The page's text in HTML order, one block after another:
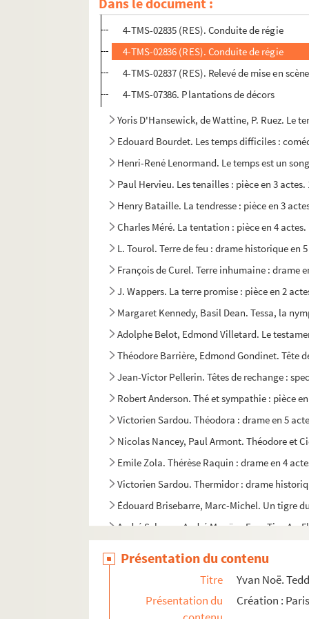
4-TMS-02834 (RES). Relevé de mise en
4-TMS-02835 (RES). Conduite de régie
4-TMS-02836 (RES). Conduite de régie
4-TMS-02837 (RES). Relevé de mise en
4-TMS-07386. Plantations de décors
Yoris D'Hansewick, de Wattine, P. Ruez. Le
Edouard Bourdet. Les temps difficiles :
Henri-René Lenormand. Le temps est un
Paul Hervieu. Les tenailles : pièce en 3 actes.
Henry Bataille. La tendresse : pièce en 3
Charles Méré. La tentation : pièce en 4 actes.
L. Tourol. Terre de feu : drame historique en
François de Curel. Terre inhumaine : drame
J. Wappers. La terre promise : pièce en 2
Margaret Kennedy, Basil Dean. Tessa, la
Adolphe Belot, Edmond Villetard. Le
Théodore Barrière, Edmond Gondinet. Tête
Jean-Victor Pellerin. Têtes de rechange :
Robert Anderson. Thé et sympathie : pièce
Victorien Sardou. Théodora : drame en 5
Nicolas Nancey, Paul Armont. Théodore et
Emile Zola. Thérèse Raquin : drame en 4
Victorien Sardou. Thermidor : drame
Édouard Brisebarre, Marc-Michel. Un tigre
André Sylvane, André Mouëzy-Eon. Tire-Au-
Paul Raynal. Le tombeau sous l'Arc de
Présentation du contenu
Titre
Yvan Noë.
Présentation du
Création :